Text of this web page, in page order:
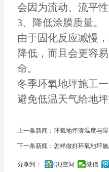
会因为流动、流平
3、降低涂膜质量。
由于固化反应减慢
降低，而且会更容
命。
冬季环氧地坪施工
避免低温天气给地
上一条新闻：环氧地坪漆温度与
下一条新闻：怎样做好环氧地坪
分享到： QQ空间 微信